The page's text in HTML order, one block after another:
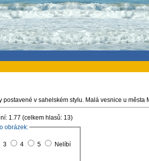
postavené v sahelském stylu. Malá vesnice u města
1.77 (celkem hlasů: 13)
obrázek:
3 4 5 Nelíbí